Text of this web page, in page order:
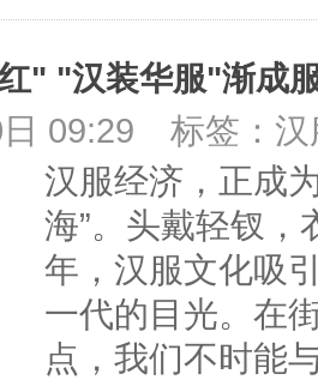
" "汉装华服"渐成
09:29
标签：汉
汉服经济，正成
海”。头戴轻钗
年，汉服文化吸
一代的目光。在
点，我们不时能